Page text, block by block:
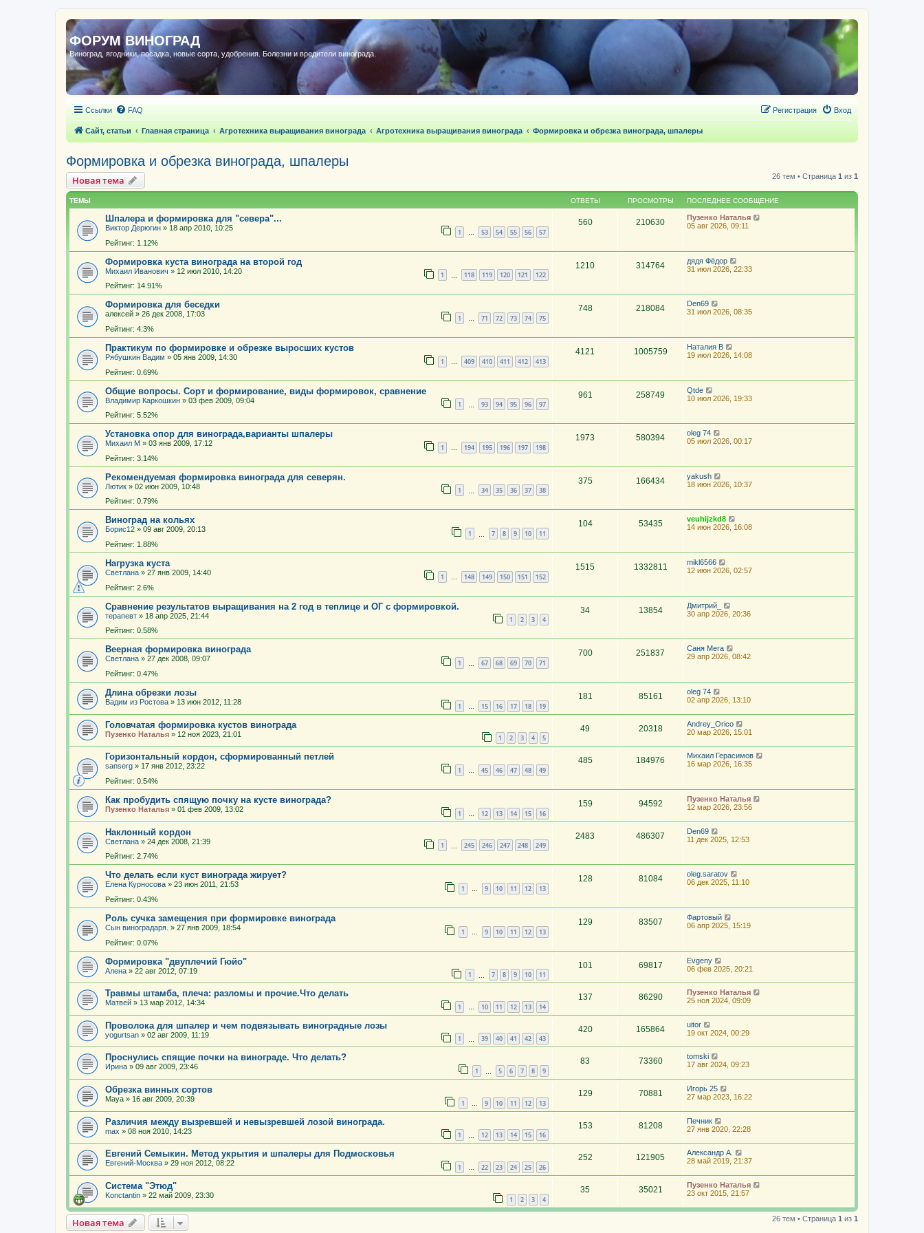
ФОРУМ ВИНОГРАД
Виноград, ягодники, посадка, новые сорта, удобрения. Болезни и вредители винограда.
Ссылки FAQ Вход
Регистрация
Сайт, статьи Главная страница Агротехника выращивания винограда Агротехника выращивания винограда Формировка и обрезка винограда, шпалеры
Формировка и обрезка винограда, шпалеры
Новая тема 26 тем • Страница 1 из 1
ТЕМЫ ОТВЕТЫ ПРОСМОТРЫ ПОСЛЕДНЕЕ СООБЩЕНИЕ
Шпалера и формировка для "севера"...
Виктор Дерюгин » 18 апр 2010, 10:25 1 … 53 54 55 56 57
Рейтинг: 1.12%
560 210630
Пузенко Наталья
05 авг 2026, 09:11
Формировка куста винограда на второй год
Михаил Иванович » 12 июл 2010, 14:20 1 118 119 120 121 122
Рейтинг: 14.91%
1210 314764
дядя Фёдор
31 июл 2026, 22:33
Формировка для беседки
алексей » 26 дек 2008, 17:03 1 … 71 72 73 74 75
Рейтинг: 4.3%
748 218084
Den69
31 июл 2026, 08:35
Практикум по формировке и обрезке выросших кустов
Рябушкин Вадим » 05 янв 2009, 14:30 1 … 409 410 411 412 413
Рейтинг: 0.69%
4121 1005759
Наталия В
19 июл 2026, 14:08
Общие вопросы. Сорт и формирование, виды формировок, сравнение
Владимир Каркошкин » 03 фев 2009, 09:04 1 93 94 95 96 97
Рейтинг: 5.52%
961 258749
Qtde
10 июл 2026, 19:33
Установка опор для винограда,варианты шпалеры
Михаил М » 03 янв 2009, 17:12 1 … 194 195 196 197 198
Рейтинг: 3.14%
1973 580394
oleg 74
05 июл 2026, 00:17
Рекомендуемая формировка винограда для северян.
Лютик » 02 июн 2009, 10:48 1 34 35 36 37 38
Рейтинг: 0.79%
375 166434
yakush
18 июн 2026, 10:37
Виноград на кольях
Борис12 » 09 авг 2009, 20:13 1 7 8 9 10 11
Рейтинг: 1.88%
104 53435
veuhijzkd8
14 июн 2026, 16:08
Нагрузка куста
Светлана » 27 янв 2009, 14:40 1 … 148 149 150 151 152
Рейтинг: 2.6%
1515 1332811
mikl6566
12 июн 2026, 02:57
Сравнение результатов выращивания на 2 год в теплице и ОГ с формировкой.
терапевт » 18 апр 2025, 21:44 1 2 3 4
Рейтинг: 0.58%
34 13854
Дмитрий_
30 апр 2026, 20:36
Веерная формировка винограда
Светлана » 27 дек 2008, 09:07 1 67 68 69 70 71
Рейтинг: 0.47%
700 251837
Саня Мега
29 апр 2026, 08:42
Длина обрезки лозы
Вадим из Ростова » 13 июн 2012, 11:28 1 … 15 16 17 18 19
181 85161
oleg 74
02 апр 2026, 13:10
Головчатая формировка кустов винограда
Пузенко Наталья » 12 ноя 2023, 21:01 1 2 3 4 5
49 20318
Andrey_Orico
20 мар 2026, 15:01
Горизонтальный кордон, сформированный петлей
sanserg » 17 янв 2012, 23:22 1 … 45 46 47 48 49
Рейтинг: 0.54%
485 184976
Михаил Герасимов
16 мар 2026, 16:35
Как пробудить спящую почку на кусте винограда?
Пузенко Наталья » 01 фев 2009, 13:02 1 … 12 13 14 15 16
159 94592
Пузенко Наталья
12 мар 2026, 23:56
Наклонный кордон
Светлана » 24 дек 2008, 21:39 1 245 246 247 248 249
Рейтинг: 2.74%
2483 486307
Den69
11 дек 2025, 12:53
Что делать если куст винограда жирует?
Елена Курносова » 23 июн 2011, 21:53 1 … 9 10 11 12 13
Рейтинг: 0.43%
128 81084
oleg.saratov
06 дек 2025, 11:10
Роль сучка замещения при формировке винограда
Сын виноградаря. » 27 янв 2009, 18:54 1 9 10 11 12 13
Рейтинг: 0.07%
129 83507
Фартовый
06 апр 2025, 15:19
Формировка "двуплечий Гюйо"
Алена » 22 авг 2012, 07:19 1 7 8 9 10 11
101 69817
Evgeny
06 фев 2025, 20:21
Травмы штамба, плеча: разломы и прочие.Что делать
Матвей » 13 мар 2012, 14:34 1 … 10 11 12 13 14
137 86290
Пузенко Наталья
25 ноя 2024, 09:09
Проволока для шпалер и чем подвязывать виноградные лозы
yogurtsan » 02 авг 2009, 11:19 1 39 40 41 42 43
420 165864
uitor
19 окт 2024, 00:29
Проснулись спящие почки на винограде. Что делать?
Ирина » 09 авг 2009, 23:46 1 5 6 7 8 9
83 73360
tomski
17 авг 2024, 09:23
Обрезка винных сортов
Maya » 16 авг 2009, 20:39 1 … 9 10 11 12 13
129 70881
Игорь 25
27 мар 2023, 16:22
Различия между вызревшей и невызревшей лозой винограда.
max » 08 ноя 2010, 14:23 1 12 13 14 15 16
153 81208
Печник
27 янв 2020, 22:28
Евгений Семыкин. Метод укрытия и шпалеры для Подмосковья
Евгений-Москва » 29 ноя 2012, 08:22 1 … 22 23 24 25 26
252 121905
Александр А.
28 май 2019, 21:37
Система "Этюд"
Konctantin » 22 май 2009, 23:30 1 2 3 4
35 35021
Пузенко Наталья
23 окт 2015, 21:57
Новая тема 26 тем • Страница 1 из 1